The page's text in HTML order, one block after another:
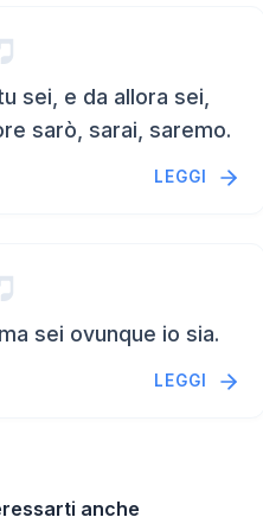
sei, e da allora sei,
sarò, sarai, saremo.
LEGGI
sei ovunque io sia.
LEGGI
anche